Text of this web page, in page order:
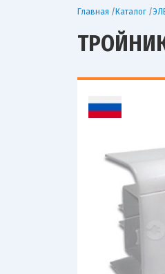
Главная /Каталог /